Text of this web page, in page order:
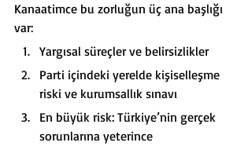
Kanaatimce bu zorluğun üç ana başlığı
var:
Yargısal süreçler ve belirsizlikler
Parti içindeki yerelde kişiselleşme
riski ve kurumsallık sınavı
En büyük risk: Türkiye’nin gerçek
sorunlarına yeterince